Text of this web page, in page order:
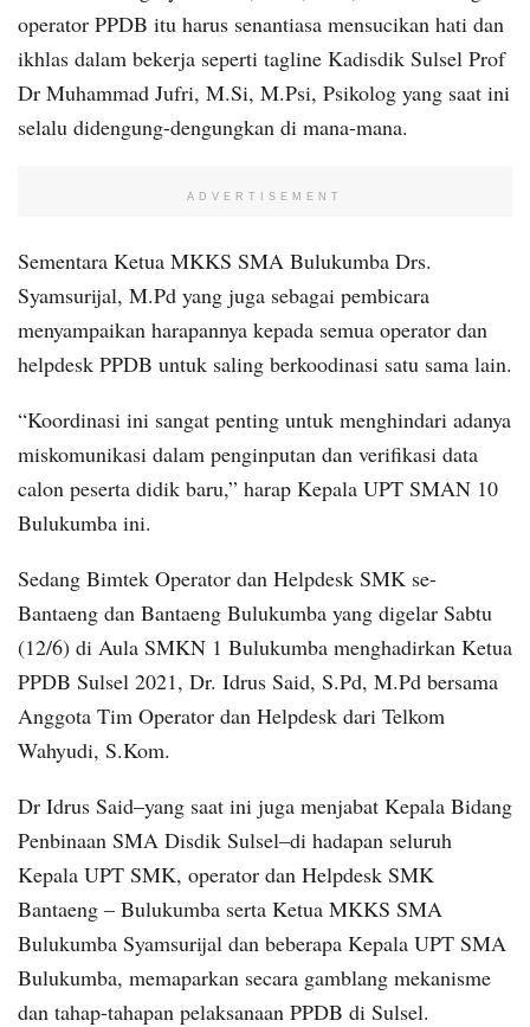
operator PPDB itu harus senantiasa mensucikan hati dan
ikhlas dalam bekerja seperti tagline Kadisdik Sulsel Prof
Dr Muhammad Jufri, M.Si, M.Psi, Psikolog yang saat ini
selalu didengung-dengungkan di mana-mana.
ADVERTISEMENT
Sementara Ketua MKKS SMA Bulukumba Drs.
Syamsurijal, M.Pd yang juga sebagai pembicara
menyampaikan harapannya kepada semua operator dan
helpdesk PPDB untuk saling berkoodinasi satu sama lain.
“Koordinasi ini sangat penting untuk menghindari adanya
miskomunikasi dalam penginputan dan verifikasi data
calon peserta didik baru,” harap Kepala UPT SMAN 10
Bulukumba ini.
Sedang Bimtek Operator dan Helpdesk SMK se-
Bantaeng dan Bantaeng Bulukumba yang digelar Sabtu
(12/6) di Aula SMKN 1 Bulukumba menghadirkan Ketua
PPDB Sulsel 2021, Dr. Idrus Said, S.Pd, M.Pd bersama
Anggota Tim Operator dan Helpdesk dari Telkom
Wahyudi, S.Kom.
Dr Idrus Said–yang saat ini juga menjabat Kepala Bidang
Penbinaan SMA Disdik Sulsel–di hadapan seluruh
Kepala UPT SMK, operator dan Helpdesk SMK
Bantaeng – Bulukumba serta Ketua MKKS SMA
Bulukumba Syamsurijal dan beberapa Kepala UPT SMA
Bulukumba, memaparkan secara gamblang mekanisme
dan tahap-tahapan pelaksanaan PPDB di Sulsel.